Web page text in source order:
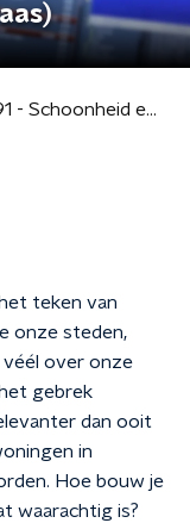
#91 - Schoonheid en architectuur: hoe onze steden en dorpen laten zien wie wij zijn (met Floris Alkemade en Stefan Paas)
teken van
onze steden,
over onze
gebrek
dan ooit
in
Hoe bouw je
waarachtig is?